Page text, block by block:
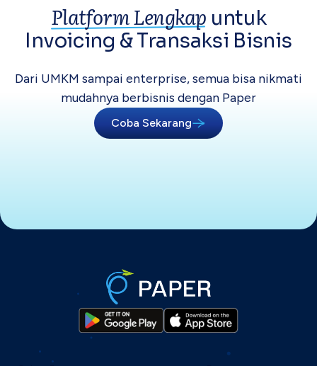
Platform Lengkap untuk
Invoicing &Transaksi Bisnis
Dari UMKM sampai enterprise, semua bisa nikmati
mudahnya berbisnis dengan Paper
Coba Sekarang